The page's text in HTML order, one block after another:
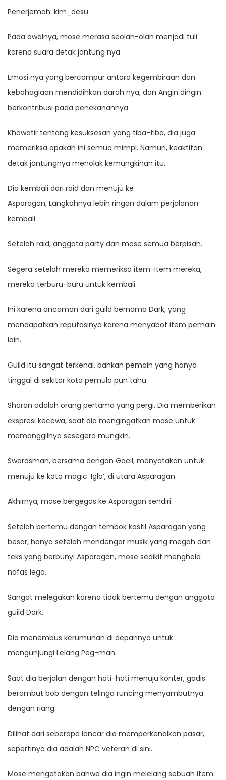
Penerjemah: kim_desu
Pada awalnya, mose merasa seolah-olah menjadi tuli
karena suara detak jantung nya.
Emosi nya yang bercampur antara kegembiraan dan
kebahagiaan mendidihkan darah nya; dan Angin dingin
berkontribusi pada penekanannya.
Khawatir tentang kesuksesan yang tiba-tiba, dia juga
memeriksa apakah ini semua mimpi. Namun, keaktifan
detak jantungnya menolak kemungkinan itu.
Dia kembali dari raid dan menuju ke
Asparagan; Langkahnya lebih ringan dalam perjalanan
kembali.
Setelah raid, anggota party dan mose semua berpisah.
Segera setelah mereka memeriksa item-item mereka,
mereka terburu-buru untuk kembali.
Ini karena ancaman dari guild bernama Dark, yang
mendapatkan reputasinya karena menyabot item pemain
lain.
Guild itu sangat terkenal, bahkan pemain yang hanya
tinggal di sekitar kota pemula pun tahu.
Sharan adalah orang pertama yang pergi. Dia memberikan
ekspresi kecewa, saat dia mengingatkan mose untuk
memanggilnya sesegera mungkin.
Swordsman, bersama dengan Gaeil, menyatakan untuk
menuju ke kota magic ‘Igla’, di utara Asparagan.
Akhirnya, mose bergegas ke Asparagan sendiri.
Setelah bertemu dengan tembok kastil Asparagan yang
besar, hanya setelah mendengar musik yang megah dan
teks yang berbunyi Asparagan, mose sedikit menghela
nafas lega.
Sangat melegakan karena tidak bertemu dengan anggota
guild Dark.
Dia menembus kerumunan di depannya untuk
mengunjungi Lelang Peg-man.
Saat dia berjalan dengan hati-hati menuju konter, gadis
berambut bob dengan telinga runcing menyambutnya
dengan riang.
Dilihat dari seberapa lancar dia memperkenalkan pasar,
sepertinya dia adalah NPC veteran di sini.
Mose mengatakan bahwa dia ingin melelang sebuah item.